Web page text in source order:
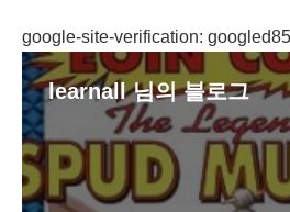
google-site-verification:
learnall 님의 블로그